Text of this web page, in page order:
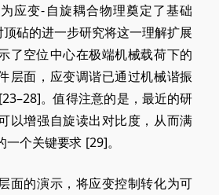
应变-自旋耦合物理奠定了基础
砧的进一步研究将这一理解扩展
了空位中心在极端机械载荷下的
层面，应变调谐已通过机械谐振
23–28]。值得注意的是，最近的研
以增强自旋读出对比度，从而满
一个关键要求 [29]。
面的演示，将应变控制转化为可